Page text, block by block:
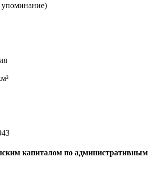
упоминание)
капиталом по административным